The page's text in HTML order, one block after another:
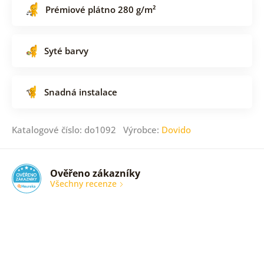
Prémiové plátno 280 g/m²
Syté barvy
Snadná instalace
Katalogové číslo: do1092 Výrobce: Dovido
Ověřeno zákazníky
Všechny recenze